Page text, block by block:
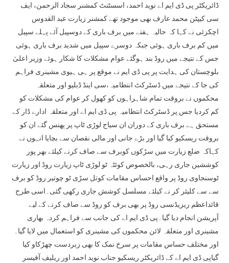
ڈائریکٹر پی ڈی ایم اے نوید احمد، اسسٹنٹ کمشنر سجاد الرحمن، ایف
سی کیپٹن محمد عارف بھی موجود تھے کمشنر زیارت عبد القدوس
اچکزئی نے کہا کہ حالیہ ہفتے میں برف باری کے دوسپیل آئے پہلے سپیل
میں کم برف باری ہوئی جبکہ دوسرے سپیل میں شدید برف باری ہوئی
جس کے نتیجے میں روڈ بند ہوگئے عوام مشکلات کا شکار ہوئے وزیر اعلیٰ
بلوچستان کی ہدایت پر پی ڈی ایم نے موقع پر ہی ہیوی مشینری فراہم
کی جا کے نتیجے میں ڈسٹرکٹ انتظامیہ،سی اینڈ ڈبلیو اور متعلقہ
محکموں نے بروقت تمام شاہراہوں کو کھول کر عوام کی مشکلات کو
کم کردیا جس پر ڈسٹرکٹ انتظامیہ پی ڈی ایم اے اور متعلقہ ادارے ڈار کے
مستحق ہے برف باری کے دوران ان سیاح لوڑی ٹاپ پر پھنس گئے ان کو
بروقت ریسکیو کیا گیا اور بڑے جانی اور مالی نقصان سے بچایا انہوں نے
کہاکہ ضلع زیارت میں سڑکوں کوبرف سے صاف کرنے کیلئے بھر پور
کوششیں جاری رہی، بالخصوص کوئٹہ ٹو لوڑی ٹاپ زیارت روڈ اور زیارت
ٹوسنجاوی روڈ پر واقع احساس مقامات کوتل سڑی ٹو چوتیر روڈ کو برف
سے سے کلیئر کر نے کیلئے مسلسل کوشش جاری رکھی گئی۔اسی طرح
قائداعظم ریزیڈنسی روڈ پر بھی برف کو روڈ سے صاف کرنے کے لیے
آپریشن انجام دیا گیا۔پی ڈی ایم اے کی جانب سے فراہم کردہ بھاری
مشینری اور متعلقہ لائن محکموں کی مشینری کو استعمال میں لایا گیا۔
اور مختلف حساس مقامات پر سرخ نمک کا بھی زبردست چھڑکاو کیا
گیاپی ڈی ایم اے کے ڈائریکٹر ریسکیو جناب نوید احمد اور ریلیف آفیسر